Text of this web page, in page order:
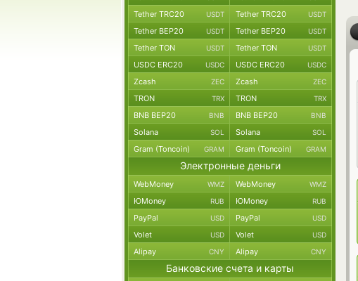
Tether TRC20 USDT Tether TRC20 USDT
Tether BEP20 USDT Tether BEP20 USDT
Tether TON USDT Tether TON USDT
USDC ERC20 USDC USDC ERC20 USDC
Zcash ZEC Zcash ZEC
TRON TRX TRON TRX
BNB BEP20 BNB BNB BEP20 BNB
Solana SOL Solana SOL
Gram (Toncoin) GRAM Gram (Toncoin) GRAM
Электронные деньги
WebMoney WMZ WebMoney WMZ
ЮMoney RUB ЮMoney RUB
PayPal USD PayPal USD
Volet USD Volet USD
Alipay CNY Alipay CNY
Банковские счета и карты